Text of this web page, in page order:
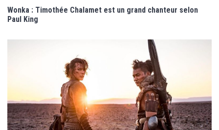
Wonka : Timothée Chalamet est un grand chanteur selon
Paul King